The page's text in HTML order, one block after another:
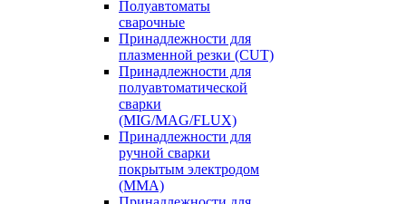
Полуавтоматы
сварочные
Принадлежности для
плазменной резки (CUT)
Принадлежности для
полуавтоматической
сварки
(MIG/MAG/FLUX)
Принадлежности для
ручной сварки
покрытым электродом
(MMA)